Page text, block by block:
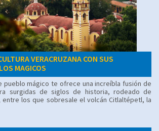
VERACRUZANA CON SUS
MAGICOS
pueblo mágico te ofrece una increíbla fusión de
surgidas de siglos de historia, rodeado de
los que sobresale el volcán Citlaltépetl, la